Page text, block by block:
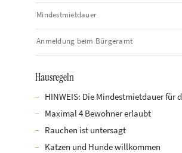
Mindestmietdauer
Anmeldung beim Bürgeramt
Hausregeln
HINWEIS: Die Mindestmietdauer für
Maximal 4 Bewohner erlaubt
Rauchen ist untersagt
Katzen und Hunde willkommen